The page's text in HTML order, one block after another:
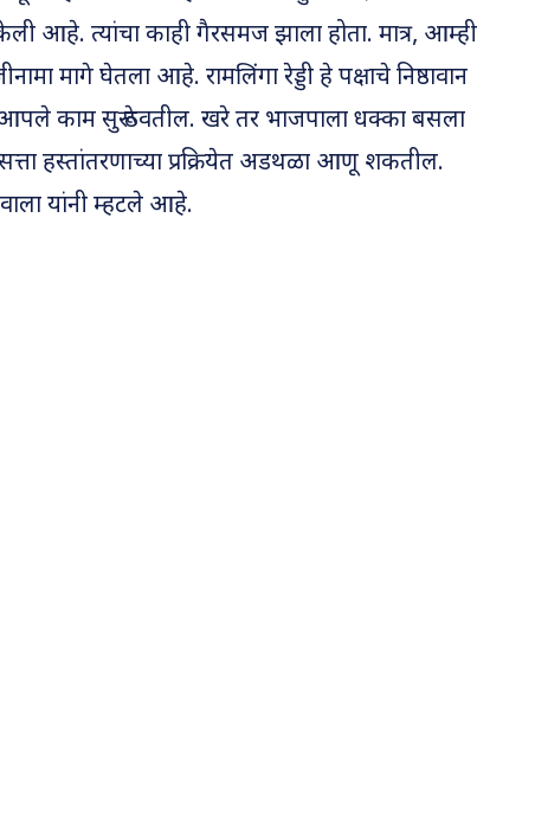
आहे. त्यांचा काही गैरसमज झाला होता. मात्र, आम्ही
मागे घेतला आहे. रामलिंगा रेड्डी हे पक्षाचे निष्ठावान
काम सुरू ठेवतील. खरे तर भाजपाला धक्का बसला
हस्तांतरणाच्या प्रक्रियेत अडथळा आणू शकतील.
यांनी म्हटले आहे.